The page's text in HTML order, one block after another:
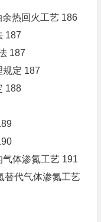
热回火工艺 186
187
187
规定 187
188
体渗氮工艺 191
替代气体渗氮工艺